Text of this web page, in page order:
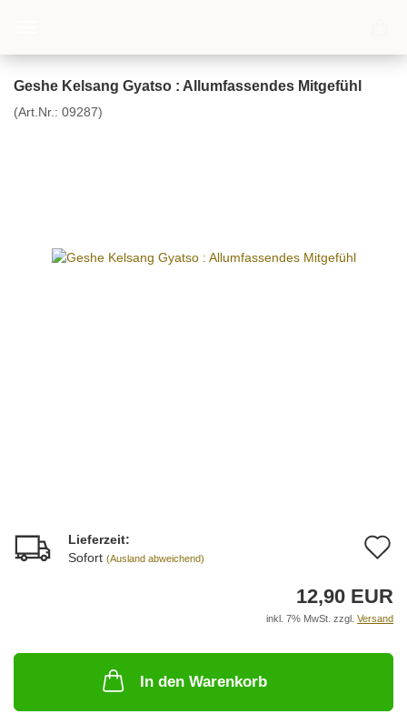
Geshe Kelsang Gyatso : Allumfassendes Mitgefühl
(Art.Nr.: 09287)
Lieferzeit:
Sofort (Ausland abweichend)
12,90 EUR
inkl. 7% MwSt. zzgl. Versand
In den Warenkorb